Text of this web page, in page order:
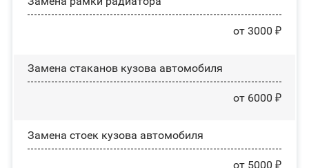
от 3000 ₽
Замена стаканов кузова автомобиля
от 6000 ₽
Замена стоек кузова автомобиля
от 5000 ₽